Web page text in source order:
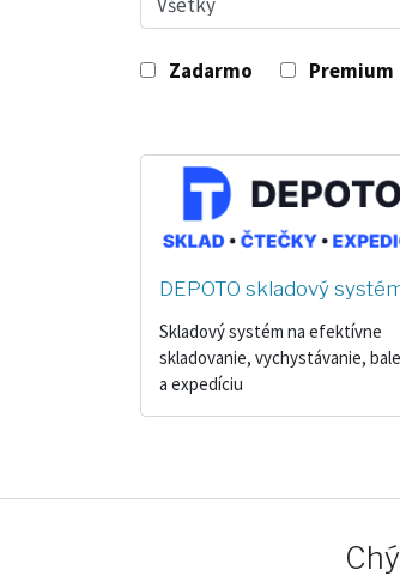
Zadarmo Premium
DEPOTO skladový
Skladový systém na efektívne
skladovanie, vychystávanie,
a expedíciu